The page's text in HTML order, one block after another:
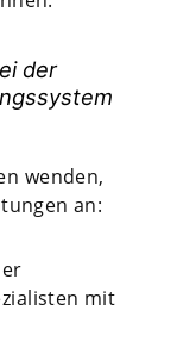
der
wenden,
an:
mit